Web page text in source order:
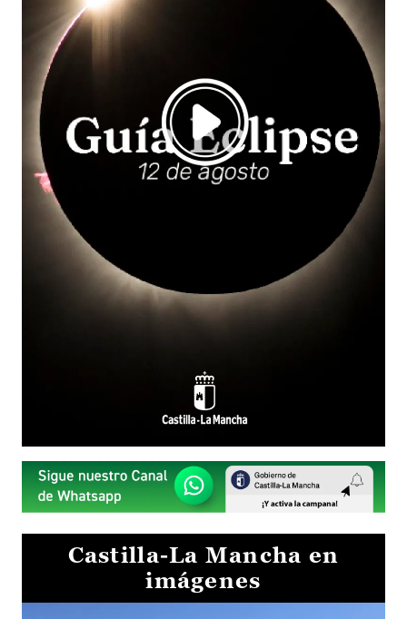
Castilla-La Mancha en
imágenes